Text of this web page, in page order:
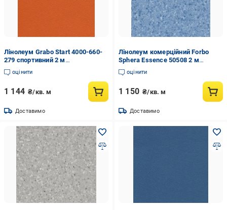
Лінолеум Grabo Start 4000-660-
279 спортивний 2 м
Помаранчевий
оцінити
1 144 ₴/кв. м
Доставимо
Лінолеум комерційний Forbo
Sphera Essence 50508 2 м
Темно-синій
оцінити
1 150 ₴/кв. м
Доставимо